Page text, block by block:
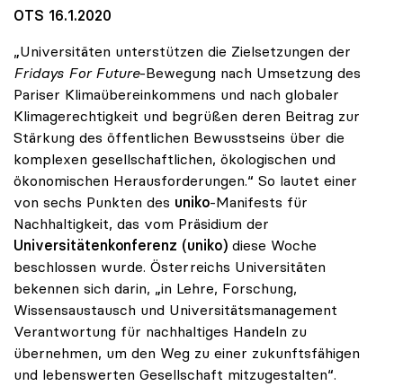
OTS 16.1.2020
„Universitäten unterstützen die Zielsetzungen der
Fridays For Future-Bewegung nach Umsetzung des
Pariser Klimaübereinkommens und nach globaler
Klimagerechtigkeit und begrüßen deren Beitrag zur
Stärkung des öffentlichen Bewusstseins über die
komplexen gesellschaftlichen, ökologischen und
ökonomischen Herausforderungen.“ So lautet einer
von sechs Punkten des uniko-Manifests für
Nachhaltigkeit, das vom Präsidium der
Universitätenkonferenz (uniko) diese Woche
beschlossen wurde. Österreichs Universitäten
bekennen sich darin, „in Lehre, Forschung,
Wissensaustausch und Universitätsmanagement
Verantwortung für nachhaltiges Handeln zu
übernehmen, um den Weg zu einer zukunftsfähigen
und lebenswerten Gesellschaft mitzugestalten“.